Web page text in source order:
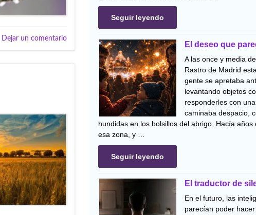
Dejar un comentario
Seguir leyendo
El deseo que
A las once y media
Rastro de Madrid
gente se apretaba
levantando objetos
responderles con
caminaba despacio,
hundidas en los bolsillos del abrigo. Hacía años
esa zona, y …
Seguir leyendo
El traductor de
En el futuro, las
parecían poder